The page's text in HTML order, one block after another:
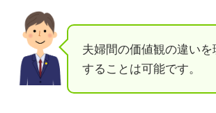
夫婦間の価値観の違い
することは可能です。